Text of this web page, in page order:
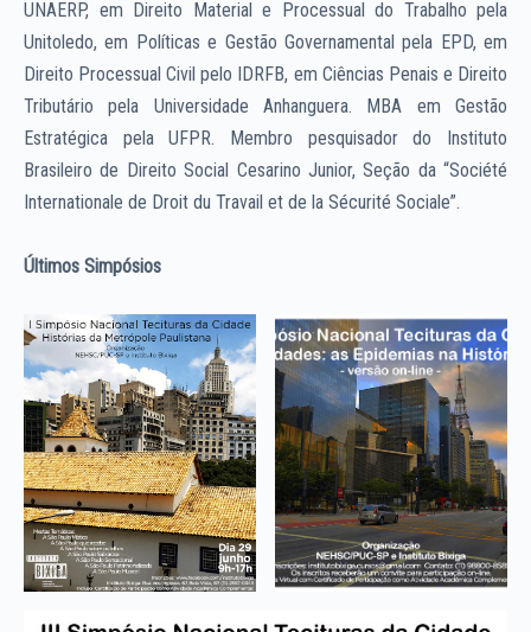
UNAERP, em Direito Material e Processual do Trabalho pela
Unitoledo, em Políticas e Gestão Governamental pela EPD, em
Direito Processual Civil pelo IDRFB, em Ciências Penais e Direito
Tributário pela Universidade Anhanguera. MBA em Gestão
Estratégica pela UFPR. Membro pesquisador do Instituto
Brasileiro de Direito Social Cesarino Junior, Seção da “Société
Internationale de Droit du Travail et de la Sécurité Sociale”.
Últimos Simpósios